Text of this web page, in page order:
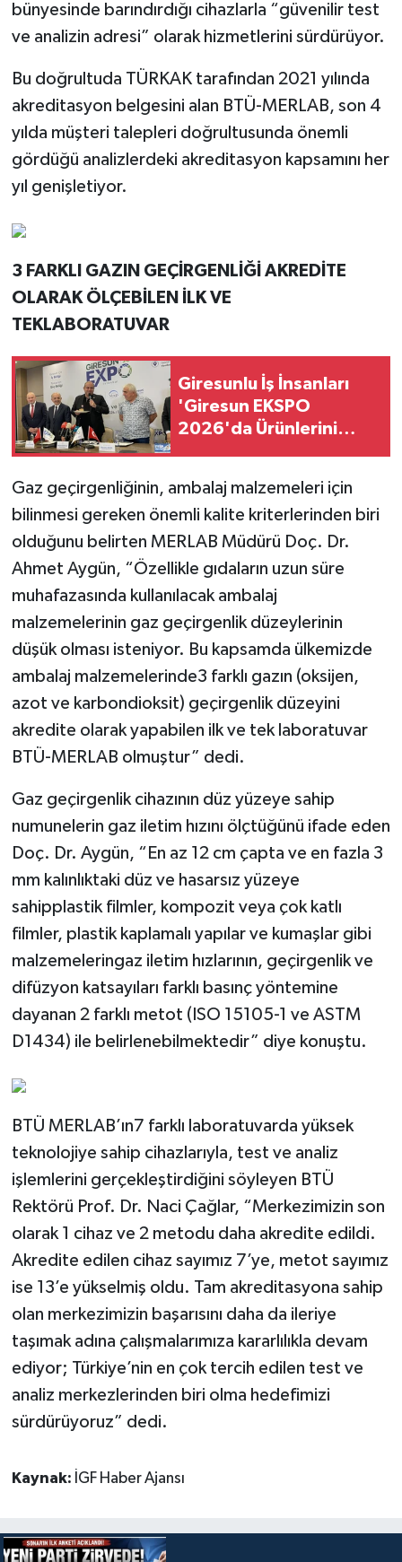
bünyesinde barındırdığı cihazlarla “güvenilir test
ve analizin adresi” olarak hizmetlerini sürdürüyor.
Bu doğrultuda TÜRKAK tarafından 2021 yılında
akreditasyon belgesini alan BTÜ-MERLAB, son 4
yılda müşteri talepleri doğrultusunda önemli
gördüğü analizlerdeki akreditasyon kapsamını her
yıl genişletiyor.
3 FARKLI GAZIN GEÇİRGENLİĞİ AKREDİTE
OLARAK ÖLÇEBİLEN İLK VE
TEKLABORATUVAR
Giresunlu İş İnsanları
'Giresun EKSPO
2026'da Ürünlerini
Gaz geçirgenliğinin, ambalaj malzemeleri için
bilinmesi gereken önemli kalite kriterlerinden biri
olduğunu belirten MERLAB Müdürü Doç. Dr.
Ahmet Aygün, “Özellikle gıdaların uzun süre
muhafazasında kullanılacak ambalaj
malzemelerinin gaz geçirgenlik düzeylerinin
düşük olması isteniyor. Bu kapsamda ülkemizde
ambalaj malzemelerinde3 farklı gazın (oksijen,
azot ve karbondioksit) geçirgenlik düzeyini
akredite olarak yapabilen ilk ve tek laboratuvar
BTÜ-MERLAB olmuştur” dedi.
Gaz geçirgenlik cihazının düz yüzeye sahip
numunelerin gaz iletim hızını ölçtüğünü ifade eden
Doç. Dr. Aygün, “En az 12 cm çapta ve en fazla 3
mm kalınlıktaki düz ve hasarsız yüzeye
sahipplastik filmler, kompozit veya çok katlı
filmler, plastik kaplamalı yapılar ve kumaşlar gibi
malzemeleringaz iletim hızlarının, geçirgenlik ve
difüzyon katsayıları farklı basınç yöntemine
dayanan 2 farklı metot (ISO 15105-1 ve ASTM
D1434) ile belirlenebilmektedir” diye konuştu.
BTÜ MERLAB’ın7 farklı laboratuvarda yüksek
teknolojiye sahip cihazlarıyla, test ve analiz
işlemlerini gerçekleştirdiğini söyleyen BTÜ
Rektörü Prof. Dr. Naci Çağlar, “Merkezimizin son
olarak 1 cihaz ve 2 metodu daha akredite edildi.
Akredite edilen cihaz sayımız 7’ye, metot sayımız
ise 13’e yükselmiş oldu. Tam akreditasyona sahip
olan merkezimizin başarısını daha da ileriye
taşımak adına çalışmalarımıza kararlılıkla devam
ediyor; Türkiye’nin en çok tercih edilen test ve
analiz merkezlerinden biri olma hedefimizi
sürdürüyoruz” dedi.
Kaynak: İGF Haber Ajansı